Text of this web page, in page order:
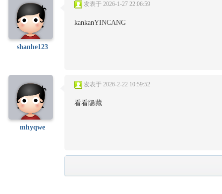
shanhe123
发表于 2026-1-27 22:06:59
kankanYINCANG
mhyqwe
发表于 2026-2-22 10:59:52
看看隐藏